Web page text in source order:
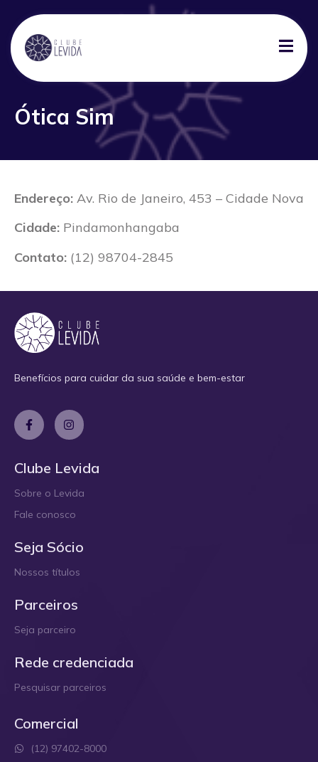
Ótica Sim
Endereço: Av. Rio de Janeiro, 453 – Cidade Nova
Cidade: Pindamonhangaba
Contato: (12) 98704-2845
Benefícios para cuidar da sua saúde e bem-estar
Clube Levida
Sobre o Levida
Fale conosco
Seja Sócio
Nossos títulos
Parceiros
Seja parceiro
Rede credenciada
Pesquisar parceiros
Comercial
(12) 97402-8000